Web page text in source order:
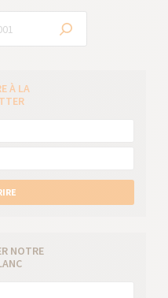
À LA
NOTRE